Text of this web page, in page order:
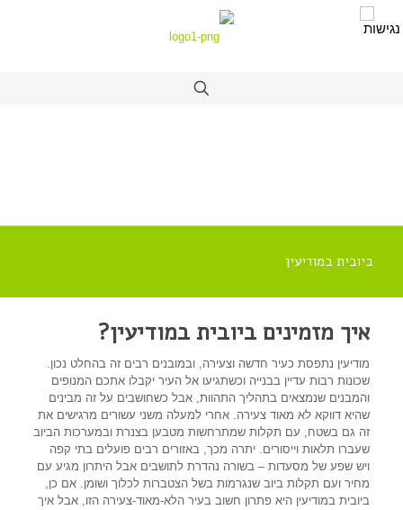
ביובית במודיעין
איך מזמינים ביובית במודיעין?
מודיעין נתפסת כעיר חדשה וצעירה, ובמובנים רבים זה בהחלט נכון.
שכונות רבות עדיין בבנייה וכשתגיעו אל העיר יקבלו אתכם המנופים
והמבנים שנמצאים בתהליך התהוות, אבל כשחושבים על זה מבינים
שהיא דווקא לא מאוד צעירה. אחרי למעלה משני עשורים מרגישים את
זה גם בשטח, עם תקלות שמתרחשות מטבען בצנרת ובמערכות הביוב
שעברו תלאות וייסורים. יתרה מכך, באזורים רבים פועלים בתי קפה
ויש שפע של מסעדות – בשורה נהדרת לתושבים אבל היתרון מגיע עם
מחיר ועם תקלות ביוב שנגרמות בשל הצטברות לכלוך ושומן. אם כן,
ביובית במודיעין היא פתרון חשוב בעיר הלא-מאוד-צעירה הזו, אבל איך